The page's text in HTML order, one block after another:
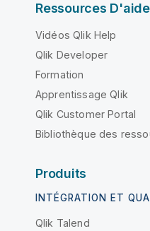
Ressources D'aide
Vidéos Qlik Help
Qlik Developer
Formation
Apprentissage Qlik
Qlik Customer Portal
Bibliothèque des
Produits
INTÉGRATION ET
Qlik Talend